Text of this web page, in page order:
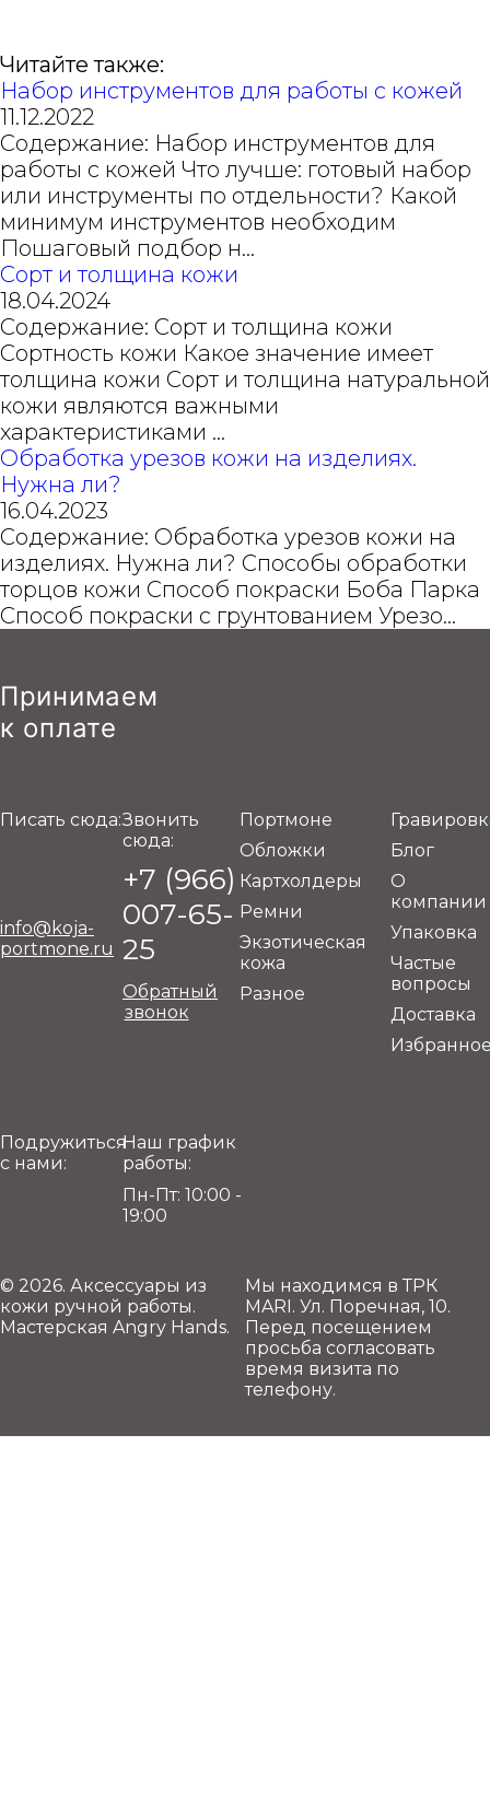
Читайте также:
Набор инструментов для работы с кожей
11.12.2022
Содержание: Набор инструментов для
работы с кожей Что лучше: готовый набор
или инструменты по отдельности? Какой
минимум инструментов необходим
Пошаговый подбор н...
Сорт и толщина кожи
18.04.2024
Содержание: Сорт и толщина кожи
Сортность кожи Какое значение имеет
толщина кожи Сорт и толщина натуральной
кожи являются важными
характеристиками ...
Обработка урезов кожи на изделиях.
Нужна ли?
16.04.2023
Содержание: Обработка урезов кожи на
изделиях. Нужна ли? Cпособы обработки
торцов кожи Способ покраски Боба Парка
Способ покраски с грунтованием Урезо...
Принимаем
к оплате
Писать сюда:
info@koja-
portmone.ru
Звонить
сюда:
+7 (966)
007-65-
25
Обратный
звонок
Подружиться
с нами:
Наш график
работы:
Пн-Пт: 10:00 -
19:00
Портмоне
Обложки
Картхолдеры
Ремни
Экзотическая
кожа
Разное
Блог
О
компании
Упаковка
Частые
вопросы
Доставка
© 2026. Аксессуары из
кожи ручной работы.
Мастерская Angry Hands.
Мы находимся в ТРК
MARI. Ул. Поречная, 10.
Перед посещением
просьба согласовать
время визита по
телефону.